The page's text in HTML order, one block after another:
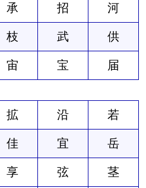
承 招 河
枝 武 供
宙 宝 届
拡 沿 若
佳 宜 岳
享 弦 茎